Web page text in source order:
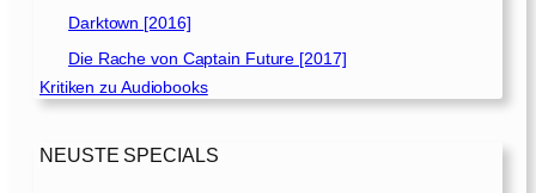
Darktown [2016]
Die Rache von Captain Future [2017]
Kritiken zu Audiobooks
NEUSTE SPECIALS